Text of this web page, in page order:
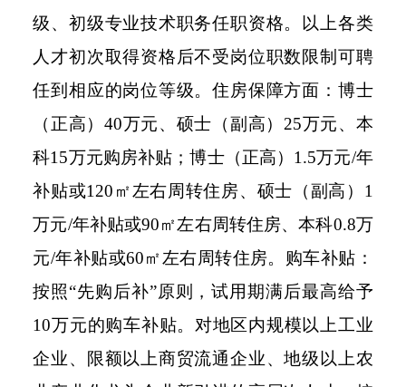
级、初级专业技术职务任职资格。以上各类
人才初次取得资格后不受岗位职数限制可聘
任到相应的岗位等级。住房保障方面：博士
（正高）40万元、硕士（副高）25万元、本
科15万元购房补贴；博士（正高）1.5万元/年
补贴或120㎡左右周转住房、硕士（副高）1
万元/年补贴或90㎡左右周转住房、本科0.8万
元/年补贴或60㎡左右周转住房。购车补贴：
按照“先购后补”原则，试用期满后最高给予
10万元的购车补贴。对地区内规模以上工业
企业、限额以上商贸流通企业、地级以上农